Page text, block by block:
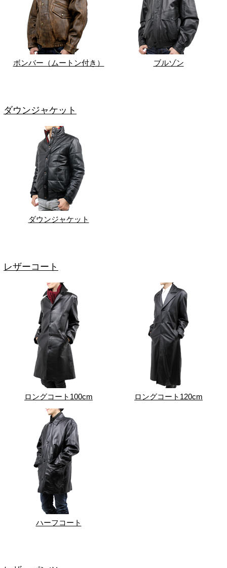
ボンバー（ムートン付き） ブルゾン
ダウンジャケット
ダウンジャケット
レザーコート
ロングコート100cm ロングコート120cm
ハーフコート